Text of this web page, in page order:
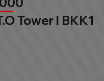
Tower l BKK1